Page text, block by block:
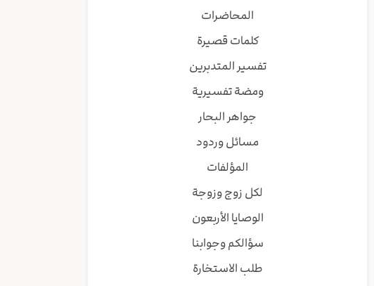
المحاضرات
كلمات قصيرة
تفسير المتدبرين
ومضة تفسيرية
جواهر البحار
مسائل وردود
المؤلفات
لكل زوج وزوجة
الوصايا الأربعون
سؤالكم وجوابنا
طلب الاستخارة